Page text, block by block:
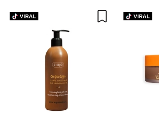
No tengo cuenta aquí
QUIERO REGISTRARME